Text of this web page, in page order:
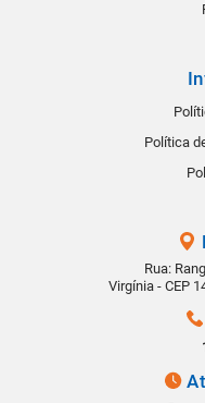
Política
Rua:
Virgínia - CEP